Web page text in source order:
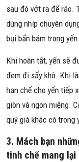
sau đó vớt ra để ráo.
dùng nhíp chuyên
bụi bẩn bám trong
Khi hoàn tất, yến sẽ
đem đi sấy khô. Khi
hạn chế cho yến tiếp
giòn và ngon miệng.
quý giá khác có trong
3. Mách bạn
tinh chế mang lại